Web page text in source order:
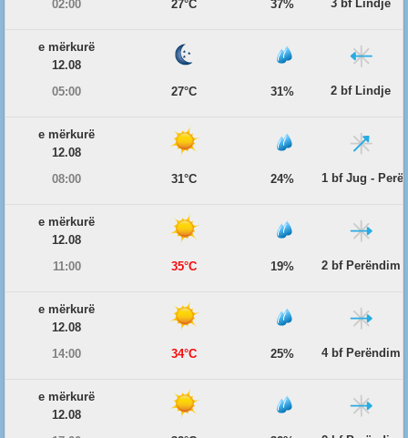
02:00
27°C 37% 3 bf Lindje
e mërkurë
12.08
05:00
27°C 31% 2 bf Lindje
e mërkurë
12.08
08:00
31°C 24% 1 bf Jug -
e mërkurë
12.08
11:00
35°C 19% 2 bf Perëndim
e mërkurë
12.08
14:00
34°C 25% 4 bf Perëndim
e mërkurë
12.08